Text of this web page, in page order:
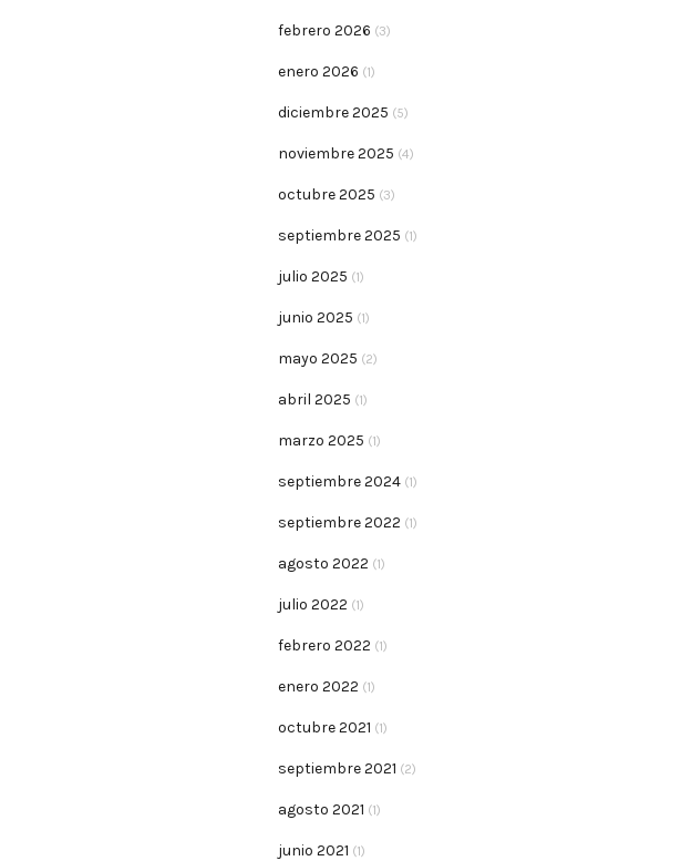
febrero 2026 (3)
enero 2026 (1)
diciembre 2025 (5)
noviembre 2025 (4)
octubre 2025 (3)
septiembre 2025 (1)
julio 2025 (1)
junio 2025 (1)
mayo 2025 (2)
abril 2025 (1)
marzo 2025 (1)
septiembre 2024(1)
septiembre 2022 (1)
agosto 2022 (1)
julio 2022 (1)
febrero 2022 (1)
enero 2022 (1)
octubre 2021 (1)
septiembre 2021 (2)
agosto 2021 (1)
junio 2021 (1)